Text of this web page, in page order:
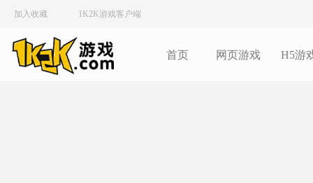
加入收藏 1K2K游戏客户端
首页 网页游戏 H5游